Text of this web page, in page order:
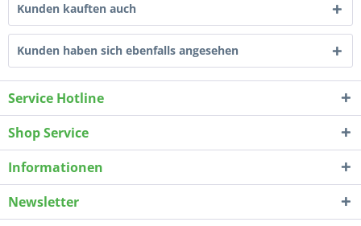
Kunden kauften auch
Kunden haben sich ebenfalls angesehen
Service Hotline
Shop Service
Informationen
Newsletter